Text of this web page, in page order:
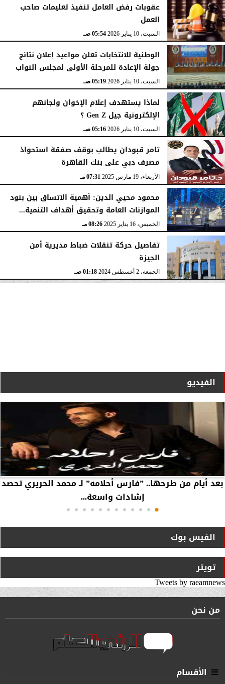
عقوبات رفض العامل تنفيذ تعليمات صاحب
العمل
السبت، 10 يناير 2026 05:54 صـ
الوطنية للانتخابات تعلن مواعيد إعلان نتائج
جولة الإعادة للمرحلة الأولى لمجلس النواب
السبت، 10 يناير 2026 05:19 صـ
لماذا يستهدف إعلام الإخوان ولجانهم
الإلكترونية جيل Gen Z ؟
السبت، 10 يناير 2026 05:16 صـ
تامر قبودان يطالب بوقف صفقة استحواذ
مصرف دبي على بنك القاهرة
الأربعاء، 19 مارس 2025 07:31 مـ
محمود محيي الدين: أهمية الاتساق بين بنود
الموازنات العامة وتحقيق أهداف التنمية...
الخميس، 16 يناير 2025 08:26 مـ
تفاصيل حركة تنقلات ضباط مديرية أمن
الجيزة
الجمعة، 2 أغسطس 2024 01:18 صـ
الفيديو
بعد أيام من طرحها.. ”فارس أحلامه” لـ محمد الحريري تحصد
إشادات واسعة...
الفيس بوك
تويتر
Tweets by raeamnews
من نحن
الأقسام